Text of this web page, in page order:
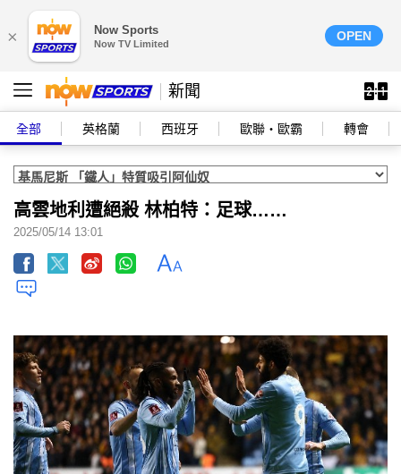
× Now Sports
Now TV Limited
OPEN
新聞
全部 英格蘭 西班牙 歐聯‧歐霸 轉會
高雲地利遭絕殺 林柏特：足球……
2025/05/14 13:01